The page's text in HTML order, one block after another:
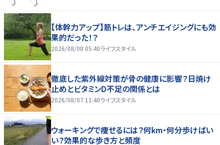
【体幹力アップ】筋トレは、アンチエイジングにも効
果的だった！？
2026/08/08 05:40ライフスタイル
徹底した紫外線対策が骨の健康に影響？日焼け
止めとビタミンD不足の関係とは
2026/08/07 11:40ライフスタイル
ウォーキングで痩せるには？何km・何分歩けばい
い？効果的な歩き方と頻度